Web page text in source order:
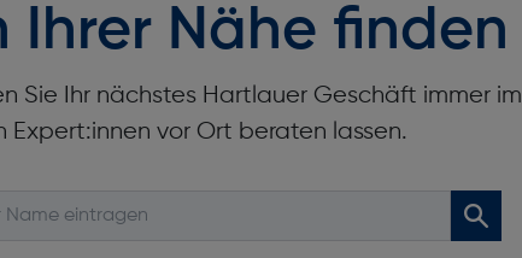
Ihrer Nähe finden
Sie Ihr nächstes Hartlauer Geschäft immer im
Expert:innen vor Ort beraten lassen.